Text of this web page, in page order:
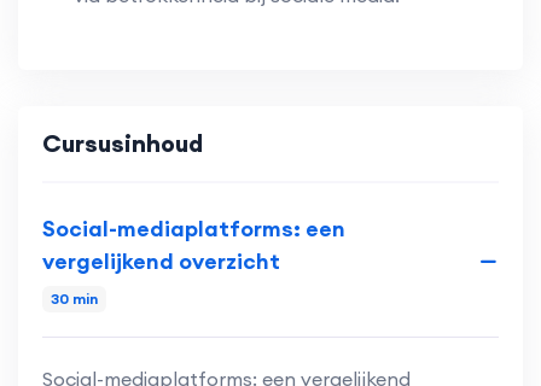
Cursusinhoud
Social-mediaplatforms: een
vergelijkend overzicht
30 min
Social-mediaplatforms: een vergelijkend